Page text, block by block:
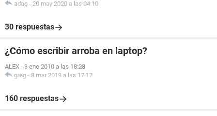
adag - 20 may 2020 a las 04:10
30 respuestas
¿Cómo escribir arroba en laptop?
ALEX - 3 ene 2010 a las 18:28
greg - 8 mar 2019 a las 17:17
160 respuestas